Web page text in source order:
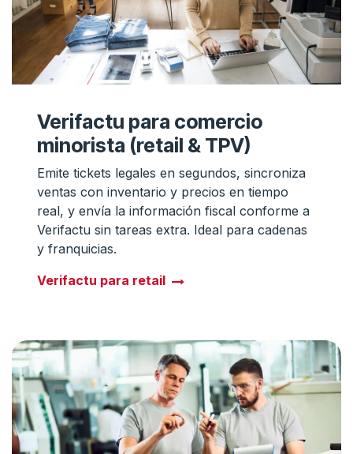
Verifactu para comercio
minorista (retail & TPV)
Emite tickets legales en segundos, sincroniza
ventas con inventario y precios en tiempo
real, y envía la información fiscal conforme a
Verifactu sin tareas extra. Ideal para cadenas
y franquicias.
Verifactu para retail